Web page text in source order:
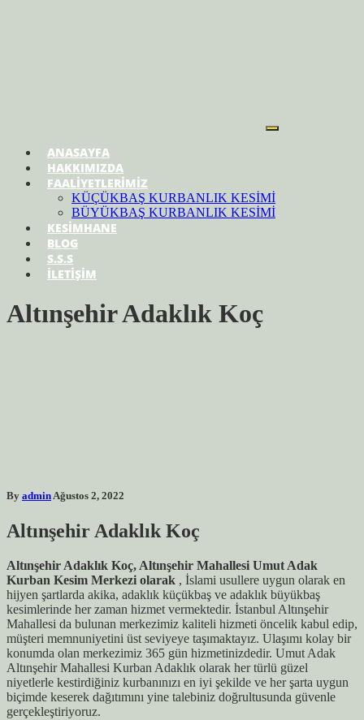
ANASAYFA
HAKKIMIZDA
FAALİYETLERİMİZ
KÜÇÜKBAŞ KURBANLIK KESİMİ
BÜYÜKBAŞ KURBANLIK KESİMİ
KESİMHANE
BLOG
S.S.S
İLETİŞİM
Altınşehir Adaklık Koç
By adminAğustos 2, 2022
Altınşehir Adaklık Koç
Altınşehir Adaklık Koç, Altınşehir Mahallesi Umut Adak
Kurban Kesim Merkezi olarak , İslami usullere uygun olarak en
hijyen şartlarda akika, adaklık küçükbaş ve adaklık büyükbaş
kesimlerinde her zaman hizmet vermektedir. İstanbul Altınşehir
Mahallesi da bulunan merkezimiz kaliteli hizmeti öncelik kabul edip,
müşteri memnuniyetini üst seviyeye taşımaktayız. Ulaşımı kolay bir
konumda olan merkezimiz 365 gün hizmetinizdedir. Umut Adak
Altınşehir Mahallesi Kurban Adaklık olarak her türlü güzel
niyetlerle kestirdiğiniz kurbanınızı en iyi şekilde ve her şarta uygun
biçimde keserek dağıtımını yine talebiniz doğrultusunda güvenle
gerçekleştiriyoruz.